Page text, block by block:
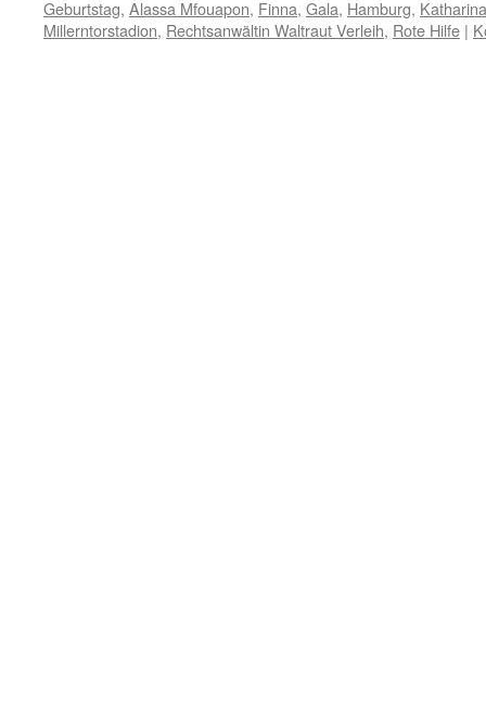
Geburtstag, Alassa Mfouapon, Finna, Gala, Hamburg,
Millerntorstadion, Rechtsanwältin Waltraut Verleih, Rote Hilfe |